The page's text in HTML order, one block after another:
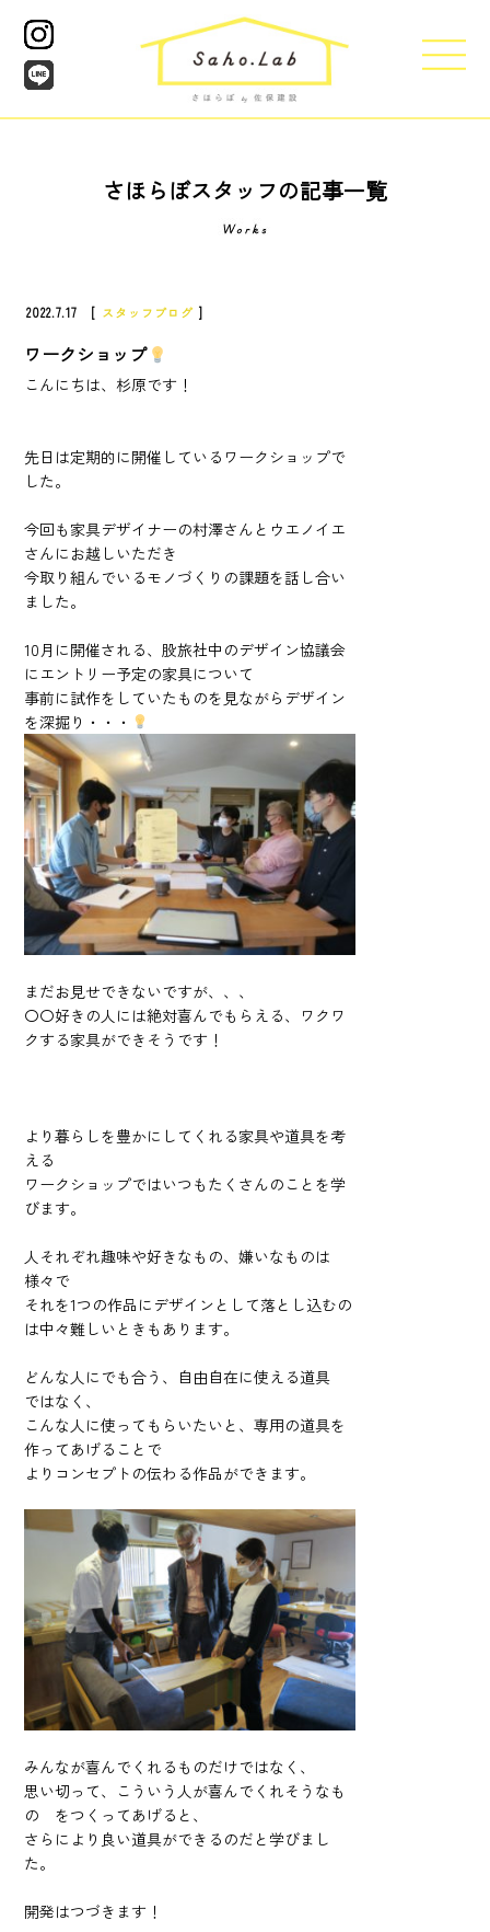
さほらぼスタッフの記事一覧
2022.7.17 [ スタッフブログ ]
ワークショップ
こんにちは、杉原です！
先日は定期的に開催しているワークショップで
した。
今回も家具デザイナーの村澤さんとウエノイエ
さんにお越しいただき
今取り組んでいるモノづくりの課題を話し合い
ました。
10月に開催される、股旅社中のデザイン協議会
にエントリー予定の家具について
事前に試作をしていたものを見ながらデザイン
を深掘り・・・
まだお見せできないですが、、、
〇〇好きの人には絶対喜んでもらえる、ワクワ
クする家具ができそうです！
より暮らしを豊かにしてくれる家具や道具を考
える
ワークショップではいつもたくさんのことを学
びます。
人それぞれ趣味や好きなもの、嫌いなものは
様々で
それを1つの作品にデザインとして落とし込むの
は中々難しいときもあります。
どんな人にでも合う、自由自在に使える道具
ではなく、
こんな人に使ってもらいたいと、専用の道具を
作ってあげることで
よりコンセプトの伝わる作品ができます。
みんなが喜んでくれるものだけではなく、
思い切って、こういう人が喜んでくれそうなも
の をつくってあげると、
さらにより良い道具ができるのだと学びまし
た。
開発はつづきます！